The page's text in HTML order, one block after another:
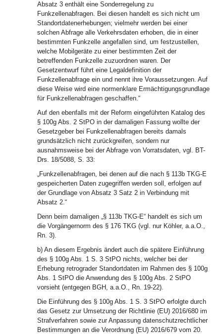
Absatz 3 enthält eine Sonderregelung zu
Funkzellenabfragen. Bei diesen handelt es sich nicht um
Standortdatenerhebungen; vielmehr werden bei einer
solchen Abfrage alle Verkehrsdaten erhoben, die in einer
bestimmten Funkzelle angefallen sind, um festzustellen,
welche Mobilgeräte zu einer bestimmten Zeit der
betreffenden Funkzelle zuzuordnen waren. Der
Gesetzentwurf führt eine Legaldefinition der
Funkzellenabfrage ein und nennt ihre Voraussetzungen. Auf
diese Weise wird eine normenklare Ermächtigungsgrundlage
für Funkzellenabfragen geschaffen.“
Auf den ebenfalls mit der Reform eingeführten Katalog des
§ 100g Abs. 2 StPO in der damaligen Fassung wollte der
Gesetzgeber bei Funkzellenabfragen bereits damals
grundsätzlich nicht zurückgreifen, sondern nur
ausnahmsweise bei der Abfrage von Vorratsdaten, vgl. BT-
Drs. 18/5088, S. 33:
„Funkzellenabfragen, bei denen auf die nach § 113b TKG-E
gespeicherten Daten zugegriffen werden soll, erfolgen auf
der Grundlage von Absatz 3 Satz 2 in Verbindung mit
Absatz 2.“
Denn beim damaligen „§ 113b TKG-E“ handelt es sich um
die Vorgängernorm des § 176 TKG (vgl. nur Köhler, a.a.O.,
Rn. 3).
b) An diesem Ergebnis ändert auch die spätere Einführung
des § 100g Abs. 1 S. 3 StPO nichts, welcher bei der
Erhebung retrograder Standortdaten im Rahmen des § 100g
Abs. 1 StPO die Anwendung des § 100g Abs. 2 StPO
vorsieht (entgegen BGH, a.a.O., Rn. 19-22).
Die Einführung des § 100g Abs. 1 S. 3 StPO erfolgte durch
das Gesetz zur Umsetzung der Richtlinie (EU) 2016/680 im
Strafverfahren sowie zur Anpassung datenschutzrechtlicher
Bestimmungen an die Verordnung (EU) 2016/679 vom 20.